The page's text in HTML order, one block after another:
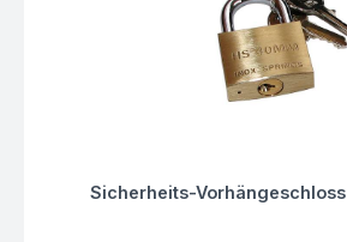
Fragen zum Artikel
Sicherheits-Vorhängeschloss